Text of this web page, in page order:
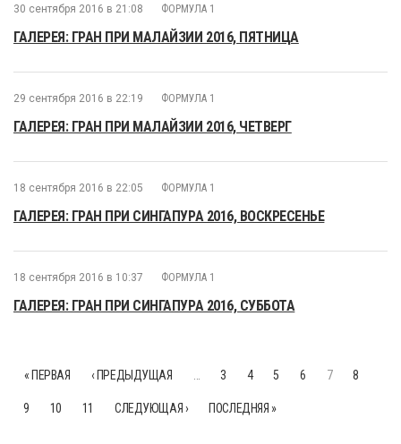
30 сентября 2016 в 21:08 ФОРМУЛА 1
ГАЛЕРЕЯ: ГРАН ПРИ МАЛАЙЗИИ 2016, ПЯТНИЦА
29 сентября 2016 в 22:19 ФОРМУЛА 1
ГАЛЕРЕЯ: ГРАН ПРИ МАЛАЙЗИИ 2016, ЧЕТВЕРГ
18 сентября 2016 в 22:05 ФОРМУЛА 1
ГАЛЕРЕЯ: ГРАН ПРИ СИНГАПУРА 2016, ВОСКРЕСЕНЬЕ
18 сентября 2016 в 10:37 ФОРМУЛА 1
ГАЛЕРЕЯ: ГРАН ПРИ СИНГАПУРА 2016, СУББОТА
« ПЕРВАЯ ‹ ПРЕДЫДУЩАЯ 3 4 5 6 7 8
9 10 11 СЛЕДУЮЩАЯ › ПОСЛЕДНЯЯ »